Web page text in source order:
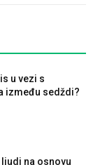
u vezi s
između sedždi?
na osnovu